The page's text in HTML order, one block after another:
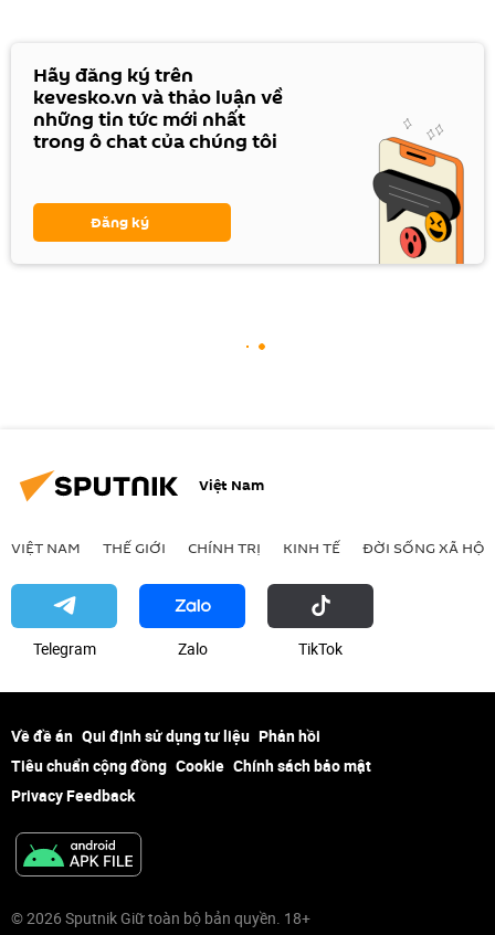
Hãy đăng ký trên
kevesko.vn và thảo luận về
những tin tức mới nhất
trong ô chat của chúng tôi
Đăng ký
Việt Nam
VIỆT NAM THẾ GIỚI CHÍNH TRỊ KINH TẾ ĐỜI SỐNG XÃ HỘI
Telegram Zalo ТikТоk
Về đề án Qui định sử dụng tư liệu Phản hồi
Tiêu chuẩn cộng đồng Cookie Chính sách bảo mật
Privacy Feedback
© 2026 Sputnik Giữ toàn bộ bản quyền. 18+